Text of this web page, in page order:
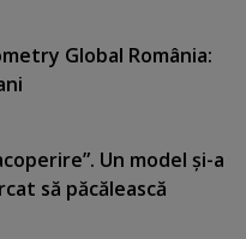
Global România:
Un model şi-a
să păcălească